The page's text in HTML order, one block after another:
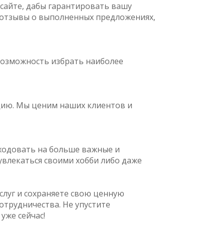
дабы гарантировать вашу
о выполненных предложениях,
избрать наиболее
Мы ценим наших клиентов и
на больше важные и
своими хобби либо даже
и сохраняете свою ценную
Не упустите
сейчас!